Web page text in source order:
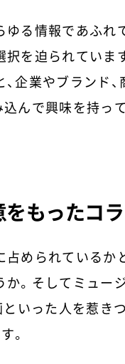
る情報であふれ
を迫られていま
企業やブランド、
んで興味を持っ
もったコ
められているか
。そしてミュー
といった人を惹
。